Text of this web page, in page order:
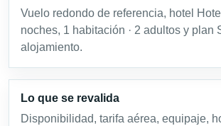
Vuelo redondo de referencia, hotel
noches, 1 habitación · 2 adultos y plan
alojamiento.
Lo que se revalida
Disponibilidad, tarifa aérea, equipaje,